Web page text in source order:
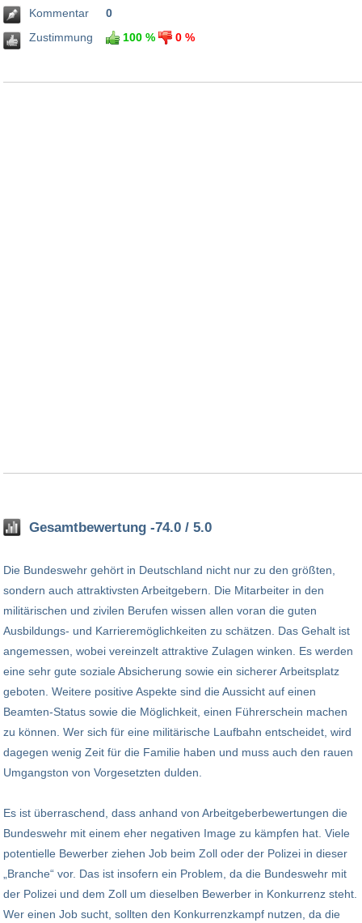
Kommentar
Zustimmung
0
100 %
0 %
Gesamtbewertung -74.0 / 5.0
Die Bundeswehr gehört in Deutschland nicht nur zu den größten,
sondern auch attraktivsten Arbeitgebern. Die Mitarbeiter in den
militärischen und zivilen Berufen wissen allen voran die guten
Ausbildungs- und Karrieremöglichkeiten zu schätzen. Das Gehalt ist
angemessen, wobei vereinzelt attraktive Zulagen winken. Es werden
eine sehr gute soziale Absicherung sowie ein sicherer Arbeitsplatz
geboten. Weitere positive Aspekte sind die Aussicht auf einen
Beamten-Status sowie die Möglichkeit, einen Führerschein machen
zu können. Wer sich für eine militärische Laufbahn entscheidet, wird
dagegen wenig Zeit für die Familie haben und muss auch den rauen
Umgangston von Vorgesetzten dulden.
Es ist überraschend, dass anhand von Arbeitgeberbewertungen die
Bundeswehr mit einem eher negativen Image zu kämpfen hat. Viele
potentielle Bewerber ziehen Job beim Zoll oder der Polizei in dieser
„Branche“ vor. Das ist insofern ein Problem, da die Bundeswehr mit
der Polizei und dem Zoll um dieselben Bewerber in Konkurrenz steht.
Wer einen Job sucht, sollten den Konkurrenzkampf nutzen, da die